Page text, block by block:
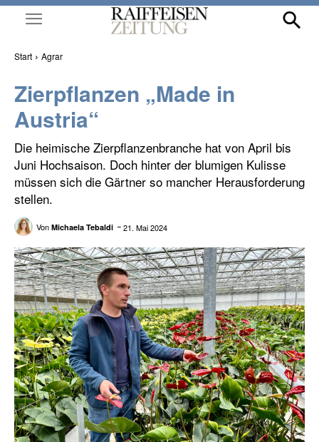
Start Agrar
Zierpflanzen „Made in
Austria“
Die heimische Zierpflanzenbranche hat von April bis
Juni Hochsaison. Doch hinter der blumigen Kulisse
müssen sich die Gärtner so mancher Herausforderung
stellen.
Von Michaela Tebaldi 21. Mai 2024